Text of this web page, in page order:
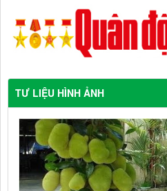
TƯ LIỆU HÌNH ẢNH